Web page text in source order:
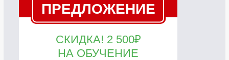
ПРЕДЛОЖЕНИЕ
СКИДКА! 2 500₽
НА ОБУЧЕНИЕ